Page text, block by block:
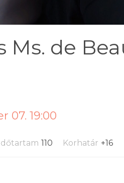
de
07. 19:00
110 Korhatár +16